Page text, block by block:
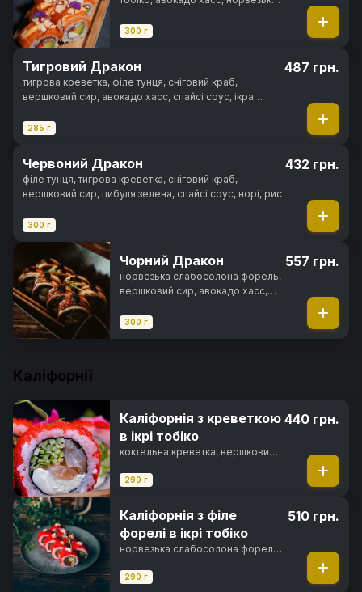
японський
300 г
Тигровий Дракон
тигрова креветка, філе тунця, сніговий краб,
вершковий сир, авокадо хасс, спайсі соус, ікра
285 г
487 грн.
Червоний Дракон
філе тунця, тигрова креветка, сніговий краб,
вершковий сир, цибуля зелена, спайсі соус, норі, рис
300 г
432 грн.
Чорний Дракон
норвезька слабосолона форель,
вершковий сир, авокадо хасс,
норі, рис
300 г
557 грн.
Каліфорнії
Каліфорнія з креветкою
в ікрі тобіко
коктельна креветка, вершковий
майонез японський, норі, рис
290 г
440 грн.
Каліфорнія з філе
форелі в ікрі тобіко
норвезька слабосолона форель,
тобіко, майонез японський, норі,
290 г
510 грн.